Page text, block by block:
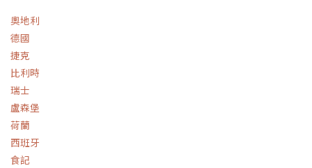
奧地利
德國
捷克
比利時
瑞士
盧森堡
荷蘭
西班牙
食記